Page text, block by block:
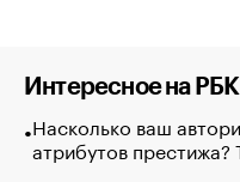
Интересное на РБК
Насколько ваш
атрибутов престижа?